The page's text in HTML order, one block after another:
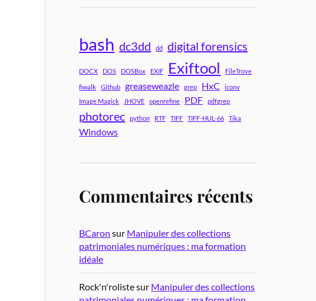
bash dc3dd dd digital forensics
DOCX DOS DOSBox EXIF Exiftool FileTrove
fiwalk Github greaseweazle grep HxC
iconv
Image Magick
JHOVE openrefine PDF pdfgrep
photorec python RTF TIFF TIFF-HUL-66 Tika
Windows
Commentaires récents
BCaron sur Manipuler des collections
patrimoniales numériques : ma formation
idéale
Rock'n'rolistesur Manipuler des collections